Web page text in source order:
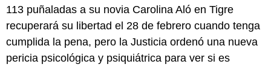
113 puñaladas a su novia Carolina Aló en Tigre
recuperará su libertad el 28 de febrero cuando tenga
cumplida la pena, pero la Justicia ordenó una nueva
pericia psicológica y psiquiátrica para ver si es